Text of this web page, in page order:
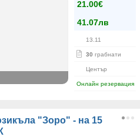
21.00€
41.07лв
13.11
30 грабнати
Център
Онлайн резервация
"Зоро" - на 15